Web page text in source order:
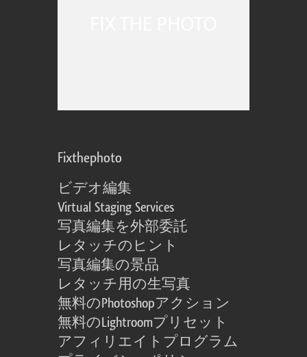
Fixthephoto
ビデオ編集
Virtual Staging Services
写真編集を外部委託
レタッチのヒント
写真編集の景品
レタッチ用の生写真
無料のPhotoshopアクション
無料のLightroomプリセット
アフィリエイトプログラム